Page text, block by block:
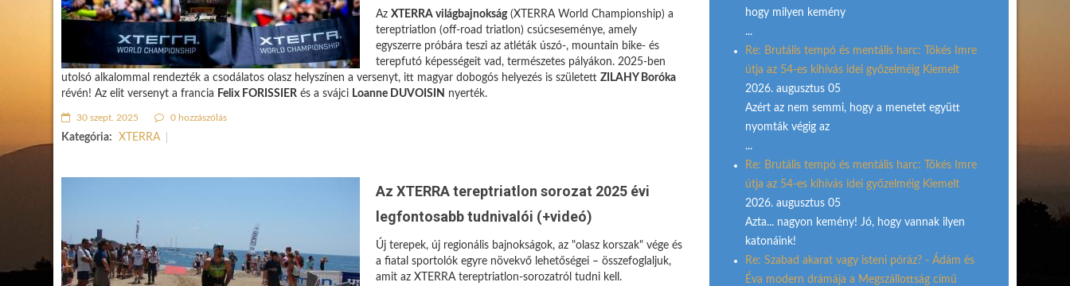
Az XTERRA világbajnokság(XTERRA World Championship) a
tereptriatlon (off-road triatlon) csúcseseménye, amely
egyszerre próbára teszi az atléták úszó-, mountain bike- és
terepfutó képességeit vad, természetes pályákon. 2025-ben
utolsó alkalommal rendezték a csodálatos olasz helyszínen a versenyt, itt magyar dobogós helyezés is született ZILAHY Boróka
révén! Az elit versenyt a francia Felix FORISSIER és a svájci Loanne DUVOISIN nyerték.
30 szept. 2025 0 hozzászólás
Kategória: XTERRA
Az XTERRA tereptriatlon sorozat 2025 évi
legfontosabb tudnivalói (+videó)
Új terepek, új regionális bajnokságok, az "olasz korszak" vége és
a fiatal sportolók egyre növekvő lehetőségei – összefoglaljuk,
amit az XTERRA tereptriatlon-sorozatról tudni kell.
hogy milyen kemény
...
Re: Brutális tempó és mentális harc: Tőkés Imre
útja az 54-es kihívás idei győzelméig Kiemelt
2026. augusztus 05
Azért az nem semmi, hogy a menetet együtt
nyomták végig az
...
Re: Brutális tempó és mentális harc: Tőkés Imre
útja az 54-es kihívás idei győzelméig Kiemelt
2026. augusztus 05
Azta... nagyon kemény! Jó, hogy vannak ilyen
katonáink!
Re: Szabad akarat vagy isteni póráz? - Ádám és
Éva modern drámája a Megszállottság című